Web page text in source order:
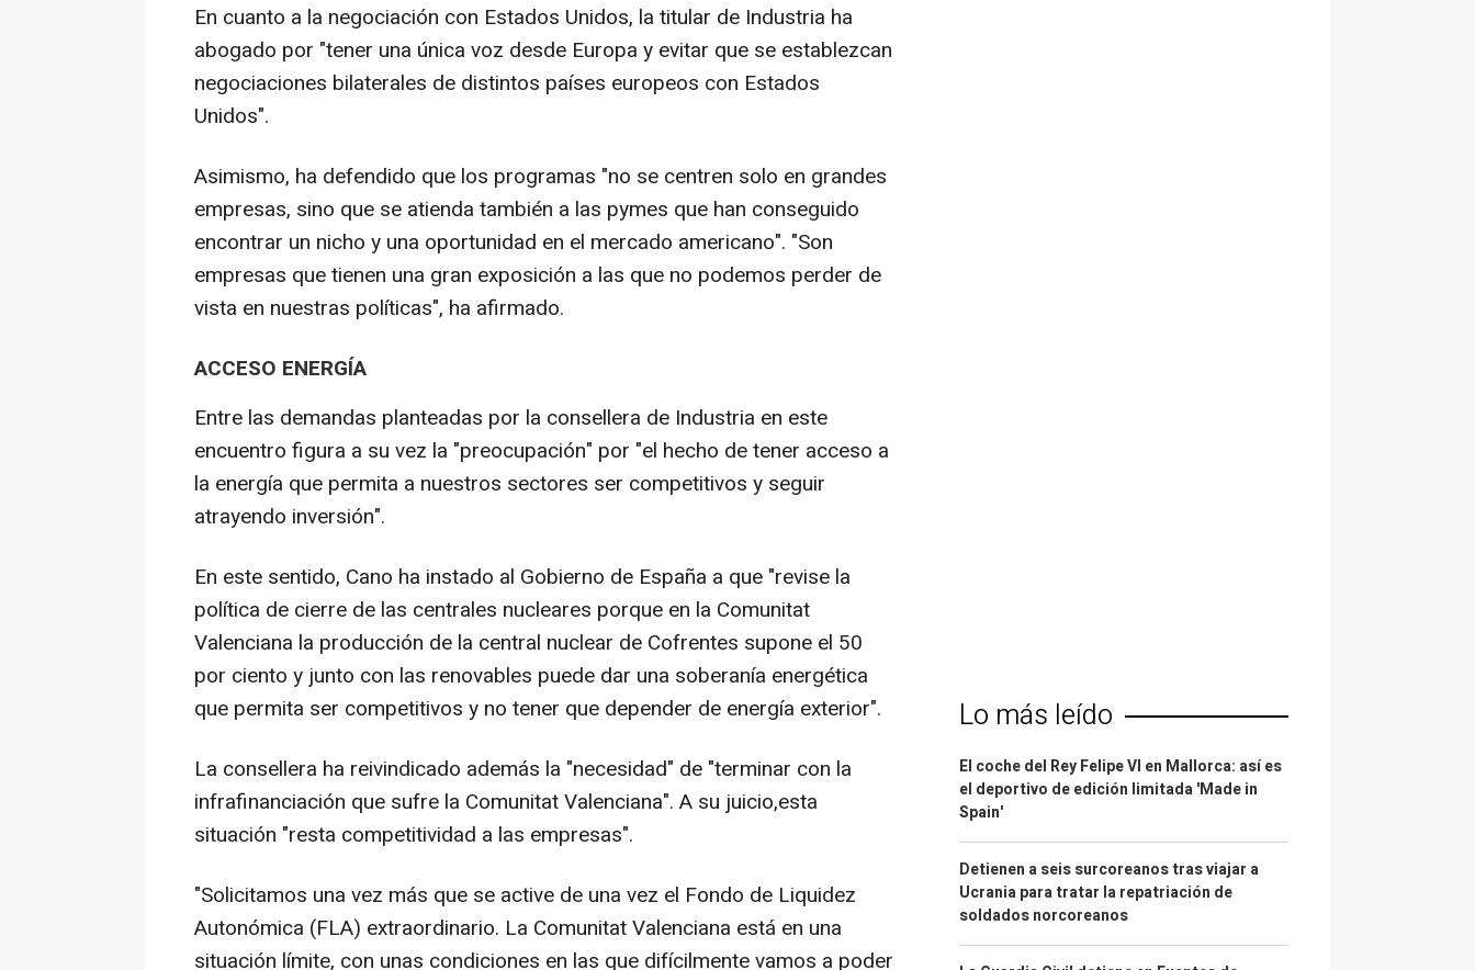
En cuanto a la negociación con Estados Unidos, la titular de Industria ha
abogado por "tener una única voz desde Europa y evitar que se establezcan
negociaciones bilaterales de distintos países europeos con Estados
Unidos".
Asimismo, ha defendido que los programas "no se centren solo en grandes
empresas, sino que se atienda también a las pymes que han conseguido
encontrar un nicho y una oportunidad en el mercado americano". "Son
empresas que tienen una gran exposición a las que no podemos perder de
vista en nuestras políticas", ha afirmado.
ACCESO ENERGÍA
Entre las demandas planteadas por la consellera de Industria en este
encuentro figura a su vez la "preocupación" por "el hecho de tener acceso a
la energía que permita a nuestros sectores ser competitivos y seguir
atrayendo inversión".
En este sentido, Cano ha instado al Gobierno de España a que "revise la
política de cierre de las centrales nucleares porque en la Comunitat
Valenciana la producción de la central nuclear de Cofrentes supone el 50
por ciento y junto con las renovables puede dar una soberanía energética
que permita ser competitivos y no tener que depender de energía exterior".
La consellera ha reivindicado además la "necesidad" de "terminar con la
infrafinanciación que sufre la Comunitat Valenciana". A su juicio,esta
situación "resta competitividad a las empresas".
"Solicitamos una vez más que se active de una vez el Fondo de Liquidez
Autonómica (FLA) extraordinario. La Comunitat Valenciana está en una
situación límite, con unas condiciones en las que difícilmente vamos a poder
Lo más leído
El coche del Rey Felipe VI en Mallorca: así es
el deportivo de edición limitada 'Made in
Spain'
Detienen a seis surcoreanos tras viajar a
Ucrania para tratar la repatriación de
soldados norcoreanos